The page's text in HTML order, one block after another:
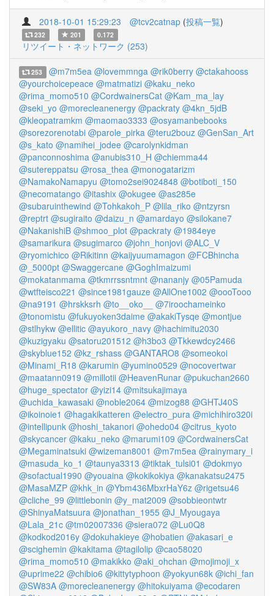
2018-10-01 15:29:23 @tcv2catnap (投稿一覧)
232 201 0.172
リツイート・ネットワーク (253)
253 @m7m5ea @lovemmnga @rik0berry @ctakahooss
@yourchoicepeace @matmatizi @kaku_neko
@rima_momo510 @CordwainersCat @Kam_ma_lay
@seki_yo @morecleanenergy @packraty @4kn_5jdB
@kleopatramkm @maomao3333 @osyamanbebooks
@sorezorenotabi @parole_pirka @teru2bouz @GenSan_Art
@s_kato @namihei_jodee @carolynkidman
@panconnoshima @anubis310_H @chiemma44
@sutereppatsu @rosa_thea @monogatarizm
@NamakoNamapyu @tomo2sei9024848 @botiboti_150
@necomatango @itashix @okugee @as285e
@subaruinthewind @Tohkakoh_P @lila_riko @ntzyrsn
@reptrt @sugiraito @daizu_n @amardayo @silokane7
@NakanishiB @shmoo_plot @packraty @1984eye
@samarikura @sugimarco @john_honjovi @ALC_V
@ryomichico @Rikitinn @kaijyuumamagon @FCBhincha
@_5000pt @Swaggercane @GoghImaizumi
@mokatanmama @tkmrrssntmnt @nananjy @05Pamuda
@wtfteisco221 @since1981gauze @AllOne1002 @oooTooo
@na9191 @hrskksrh @to__oko__
@7iroochameinko
@tonomistu @fukuyoken3daime @akakiTysqe @montjue
@stlhykw @ellitic @ayukoro_navy @hachimitu2030
@kuzigyaku @satoru201512 @h3bo3 @Tkkewdcy2466
@skyblue152 @kz_rshass @GANTARO8 @someokoi
@Minami_R18 @karumin @yumino0529 @nocovertwar
@maatann0919 @millotii @HeavenRunar @pukuchan2660
@huge_spectator @yizi14 @mitsukajimaya
@uchida_kawasaki @noble2064 @mizog88 @GHTJ40S
@ikoinoie1 @hagakikatteren @electro_pura @michihiro320i
@intellipunk @hoshi_takanori @ohedo04 @citrus_kyoto
@skycancer @kaku_neko @marumi109 @CordwainersCat
@Megaminatsuki @wizeman8001 @m7m5ea @rainymary_i
@masuda_ko_1 @taunya3313 @tiktak_tulsi01 @dokmyo
@sofactual1990 @youaina @kokikokiya @kanakatsu2475
@MasaMZP @khk_in @Ybm436MbxrHaY6z @rigetsu46
@cliche_99 @littlebonin @y_mat2009 @sobbieontwtr
@ShinyaMatsuura @jonathan_1955 @J_Myougaya
@Lala_21c @tm02007336 @siera072 @Lu0Q8
@kodkod2016y @dokuhakieye @hobatien @akasari_e
@scighemin @kakitama @tagilolip @cao58020
@rima_momo510 @makikko @aki_ohchan @mojimoji_x
@uprime22 @chibio6 @kittytyphoon @yokyun68k @ichi_fan
@SW83A @morecleanenergy @hitokuiyama @ecodaren